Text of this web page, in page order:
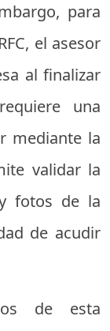
para
el asesor
al finalizar
una
mediante la
validar la
fotos de la
de acudir
de esta